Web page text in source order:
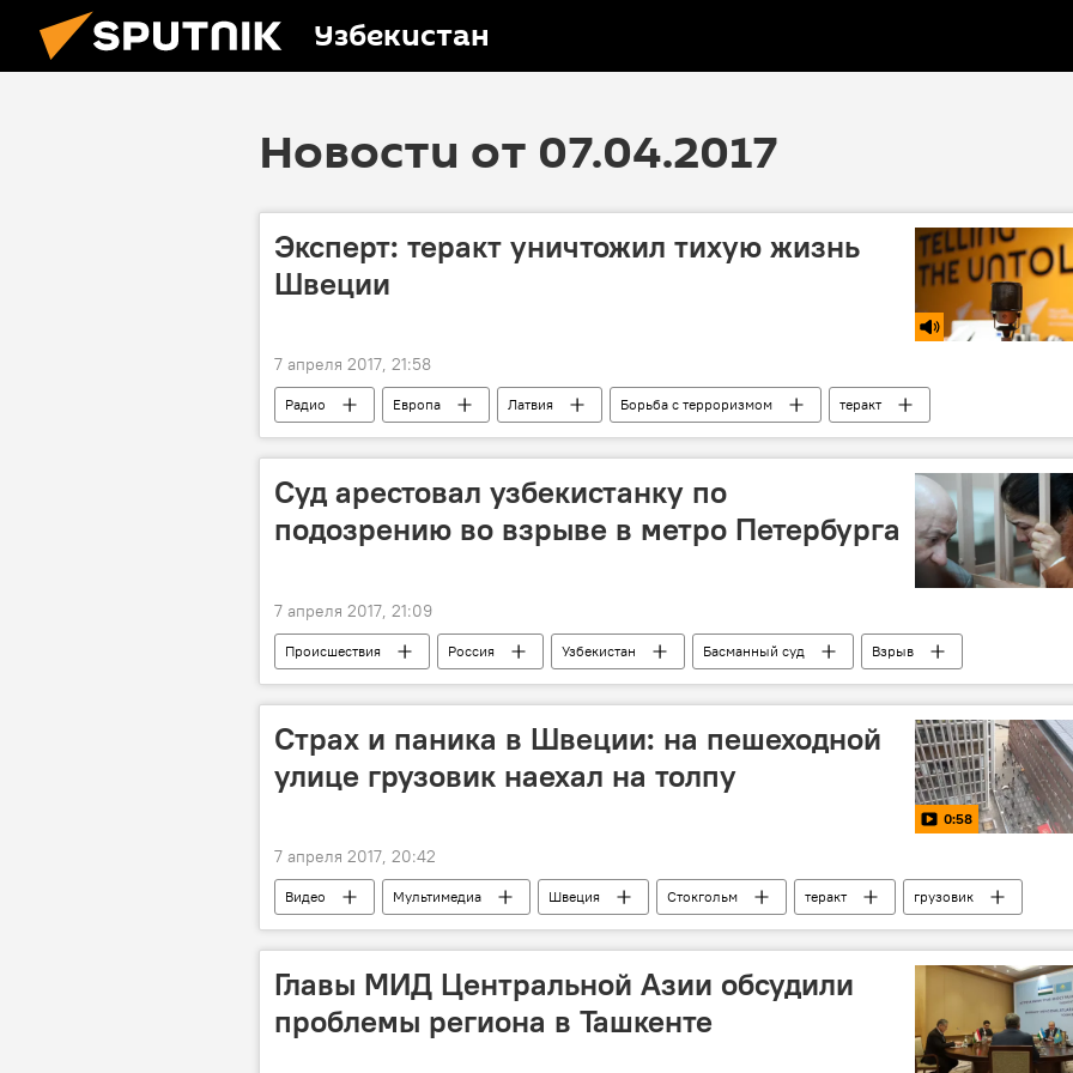
Узбекистан
Новости от 07.04.2017
Эксперт: теракт уничтожил тихую жизнь
Швеции
7 апреля 2017, 21:58
Радио Европа Латвия Борьба с терроризмом
теракт
Наезд грузовика на людей в Стокгольме
Суд арестовал узбекистанку по
подозрению во взрыве в метро Петербурга
7 апреля 2017, 21:09
Происшествия Россия Узбекистан Басманный суд
Взрыв
теракт
арест суд Взрыв в метро Санкт-Петербурга
Страх и паника в Швеции: на пешеходной
улице грузовик наехал на толпу
0:58
7 апреля 2017, 20:42
Видео Мультимедиа Швеция Стокгольм теракт грузовик
Главы МИД Центральной Азии обсудили
проблемы региона в Ташкенте